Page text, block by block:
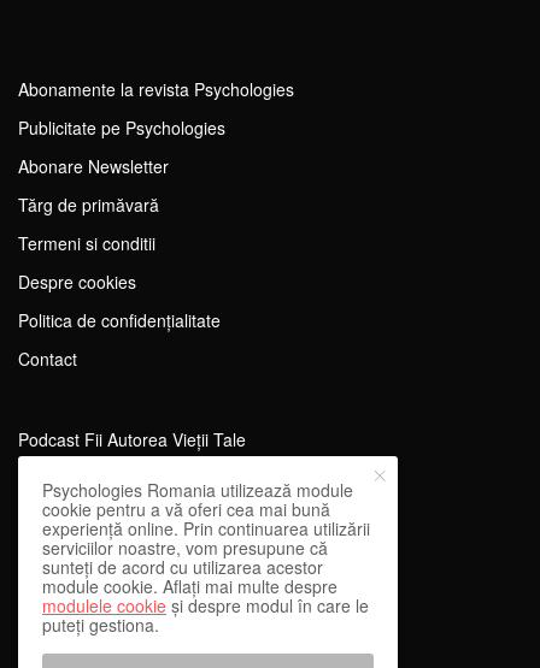
Abonamente la revista Psychologies
Publicitate pe Psychologies
Abonare Newsletter
Tărg de primăvară
Termeni si conditii
Despre cookies
Politica de confidențialitate
Contact
Podcast Fii Autorea Vieții Tale
Evenimente Fii Autoarea Vieții Tale!
SportEdu
Antrenament Mental pentru Sportivi
Learning Network
WEnough
Psychologies Romania utilizează module
cookie pentru a vă oferi cea mai bună
experiență online. Prin continuarea utilizării
serviciilor noastre, vom presupune că
sunteți de acord cu utilizarea acestor
module cookie. Aflați mai multe despre
modulele cookie și despre modul în care le
puteți gestiona.